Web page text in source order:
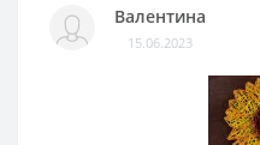
Валентина
15.06.2023